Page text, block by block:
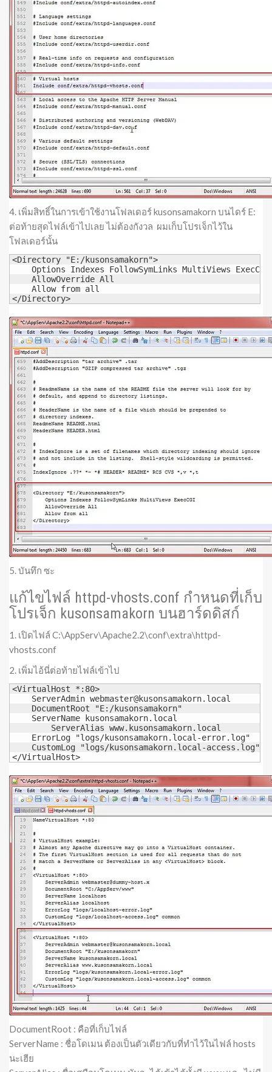
4. เพิ่มสิทธิ์ในการเข้าใช้งานโฟลเดอร์ kusonsamakorn บนไดร์ E:
ต่อท้ายสุดไฟล์เข้าไปเลย ไม่ต้องกังวล ผมเก็บโปรเจ็กไว้ใน
โฟลเดอร์นั้น
<Directory "E:/kusonsamakorn">
    Options Indexes FollowSymLinks MultiViews ExecCGI
    AllowOverride All
    Allow from all
</Directory>
5. บันทึก ซะ
แก้ไขไฟล์ httpd-vhosts.conf กำหนดที่เก็บ
โปรเจ็ก kusonsamakorn บนฮาร์ดดิสก์
1. เปิดไฟล์ C:\AppServ\Apache2.2\conf\extra\httpd-
vhosts.conf
2. เพิ่มไอ้นี่ต่อท้ายไฟล์เข้าไป
<VirtualHost *:80>
    ServerAdmin
webmaster@kusonsamakorn.local
    DocumentRoot "E:/kusonsamakorn"
    ServerName kusonsamakorn.local
    ErrorLog "logs/kusonsamakorn.local-error.log"
CustomLog "logs/kusonsamakorn.local-access.log"
</VirtualHost>
DocumentRoot : คือที่เก็บไฟล์
ServerName : ชื่อโดเมน ต้องเป็นตัวเดียวกับที่ทำไว้ในไฟล์ hosts
นะเฮีย